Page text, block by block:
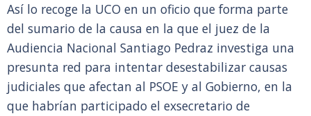
Así lo recoge la UCO en un oficio que forma parte
del sumario de la causa en la que el juez de la
Audiencia Nacional Santiago Pedraz investiga una
presunta red para intentar desestabilizar causas
judiciales que afectan al PSOE y al Gobierno, en la
que habrían participado el exsecretario de